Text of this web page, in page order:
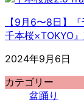
【9月6〜8日】
千本桜×TOKYO
2024年9月6日
カテゴリー
盆踊り